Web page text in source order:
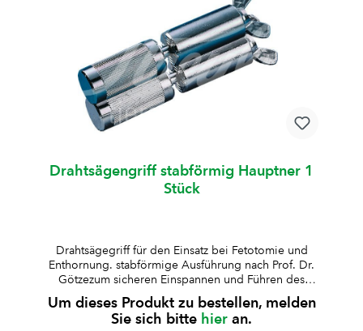
Drahtsägengriff stabförmig Hauptner 1
Stück
Drahtsägegriff für den Einsatz bei Fetotomie und
Enthornung. stabförmige Ausführung nach Prof. Dr.
Götzezum sicheren Einspannen und Führen des
SägedrahtesFixierung des Drahtes über
Flügelschraubeermöglicht eine präzise Kontrolle
und gleichmässige KraftübertragungGriff mit
Um dieses Produkt zu bestellen, melden
Sie sich bitte hier an.